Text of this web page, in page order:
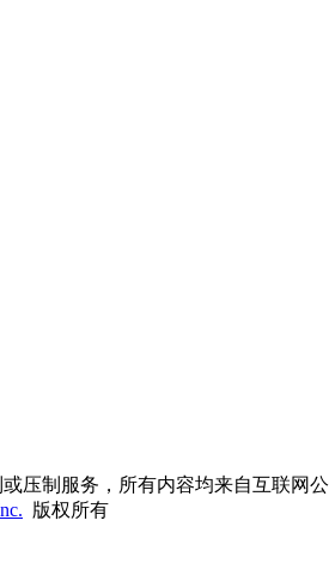
压制服务，所有内容均来自互联网
版权所有